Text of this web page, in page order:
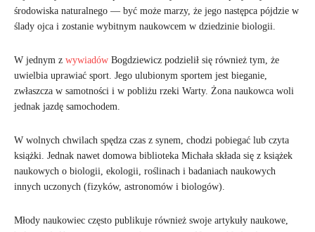
środowiska naturalnego — być może marzy, że jego następca pójdzie w
ślady ojca i zostanie wybitnym naukowcem w dziedzinie biologii.
W jednym z wywiadów Bogdziewicz podzielił się również tym, że
uwielbia uprawiać sport. Jego ulubionym sportem jest bieganie,
zwłaszcza w samotności i w pobliżu rzeki Warty. Żona naukowca woli
jednak jazdę samochodem.
W wolnych chwilach spędza czas z synem, chodzi pobiegać lub czyta
książki. Jednak nawet domowa biblioteka Michała składa się z książek
naukowych o biologii, ekologii, roślinach i badaniach naukowych
innych uczonych (fizyków, astronomów i biologów).
Młody naukowiec często publikuje również swoje artykuły naukowe,